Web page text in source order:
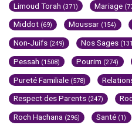
Limoud Torah (371) Mariage
Middot (69) Moussar (154)
Non-Juifs (249) Nos Sages
Pessah (1508) Pourim (274)
Pureté Familiale (578)
Respect des Parents (247)
Roch Hachana (296) Santé (1)